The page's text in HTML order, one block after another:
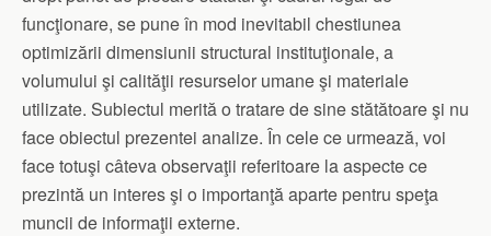
funcţionare, se pune în mod inevitabil chestiunea
optimizării dimensiunii structural instituţionale, a
volumului şi calităţii resurselor umane şi materiale
utilizate. Subiectul merită o tratare de sine stătătoare şi nu
face obiectul prezentei analize. În cele ce urmează, voi
face totuşi câteva observaţii referitoare la aspecte ce
prezintă un interes şi o importanţă aparte pentru speţa
muncii de informaţii externe.